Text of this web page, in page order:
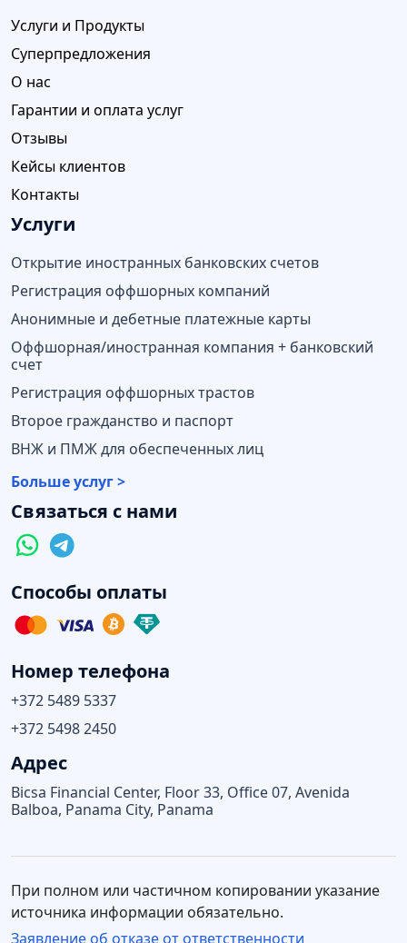
Услуги и Продукты
Суперпредложения
О нас
Гарантии и оплата услуг
Отзывы
Кейсы клиентов
Контакты
Услуги
Открытие иностранных банковских счетов
Регистрация оффшорных компаний
Анонимные и дебетные платежные карты
Оффшорная/иностранная компания + банковский
счет
Регистрация оффшорных трастов
Второе гражданство и паспорт
ВНЖ и ПМЖ для обеспеченных лиц
Больше услуг >
Связаться с нами
Способы оплаты
Номер телефона
+372 5489 5337
+372 5498 2450
Адрес
Bicsa Financial Center, Floor 33, Office 07, Avenida
Balboa, Panama City, Panama
При полном или частичном копировании указание
источника информации обязательно.
Заявление об отказе от ответственности